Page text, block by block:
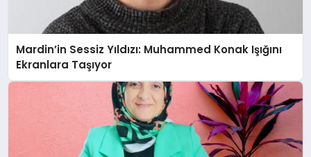
Mardin’in Sessiz Yıldızı: Muhammed Konak Işığını
Ekranlara Taşıyor